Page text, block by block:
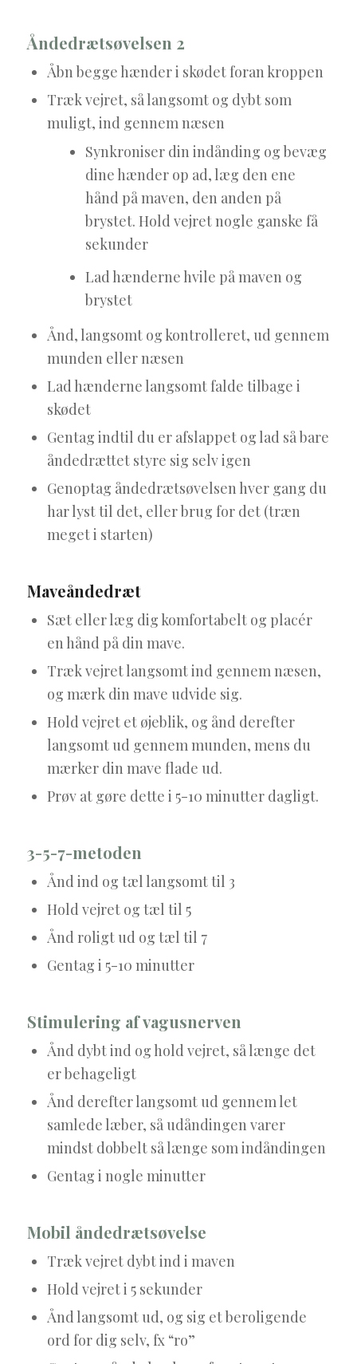
Åndedrætsøvelsen 2
Åbn begge hænder i skødet foran kroppen
Træk vejret, så langsomt og dybt som
muligt, ind gennem næsen
Synkroniser din indånding og bevæg
dine hænder op ad, læg den ene
hånd på maven, den anden på
brystet. Hold vejret nogle ganske få
sekunder
Lad hænderne hvile på maven og
brystet
Ånd, langsomt og kontrolleret, ud gennem
munden eller næsen
Lad hænderne langsomt falde tilbage i
skødet
Gentag indtil du er afslappet og lad så bare
åndedrættet styre sig selv igen
Genoptag åndedrætsøvelsen hver gang du
har lyst til det, eller brug for det (træn
meget i starten)
Maveåndedræt
Sæt eller læg dig komfortabelt og placér
en hånd på din mave.
Træk vejret langsomt ind gennem næsen,
og mærk din mave udvide sig.
Hold vejret et øjeblik, og ånd derefter
langsomt ud gennem munden, mens du
mærker din mave flade ud.
Prøv at gøre dette i 5-10 minutter dagligt.
3-5-7-metoden
Ånd ind og tæl langsomt til 3
Hold vejret og tæl til 5
Ånd roligt ud og tæl til 7
Gentag i 5-10 minutter
Stimulering af vagusnerven
Ånd dybt ind og hold vejret, så længe det
er behageligt
Ånd derefter langsomt ud gennem let
samlede læber, så udåndingen varer
mindst dobbelt så længe som indåndingen
Gentag i nogle minutter
Mobil åndedrætsøvelse
Træk vejret dybt ind i maven
Hold vejret i 5 sekunder
Ånd langsomt ud, og sig et beroligende
ord for dig selv, fx “ro”